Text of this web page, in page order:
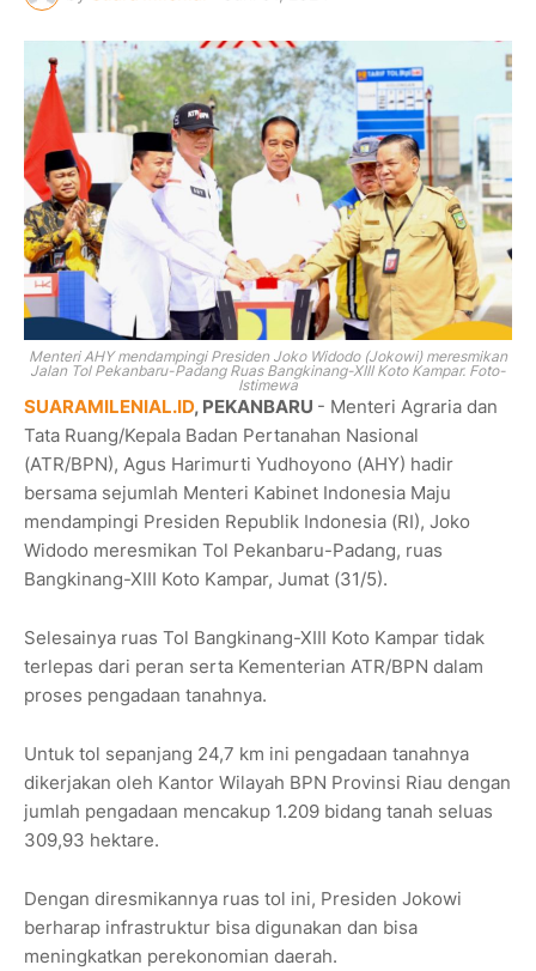
Menteri AHY mendampingi Presiden Joko Widodo (Jokowi) meresmikan
Jalan Tol Pekanbaru-Padang Ruas Bangkinang-XIII Koto Kampar. Foto-
Istimewa
SUARAMILENIAL.ID, PEKANBARU - Menteri Agraria dan
Tata Ruang/Kepala Badan Pertanahan Nasional
(ATR/BPN), Agus Harimurti Yudhoyono (AHY) hadir
bersama sejumlah Menteri Kabinet Indonesia Maju
mendampingi Presiden Republik Indonesia (RI), Joko
Widodo meresmikan Tol Pekanbaru-Padang, ruas
Bangkinang-XIII Koto Kampar, Jumat (31/5).
Selesainya ruas Tol Bangkinang-XIII Koto Kampar tidak
terlepas dari peran serta Kementerian ATR/BPN dalam
proses pengadaan tanahnya.
Untuk tol sepanjang 24,7 km ini pengadaan tanahnya
dikerjakan oleh Kantor Wilayah BPN Provinsi Riau dengan
jumlah pengadaan mencakup 1.209 bidang tanah seluas
309,93 hektare.
Dengan diresmikannya ruas tol ini, Presiden Jokowi
berharap infrastruktur bisa digunakan dan bisa
meningkatkan perekonomian daerah.